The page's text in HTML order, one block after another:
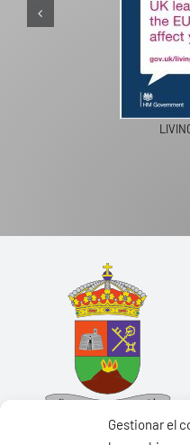
Gestionar el